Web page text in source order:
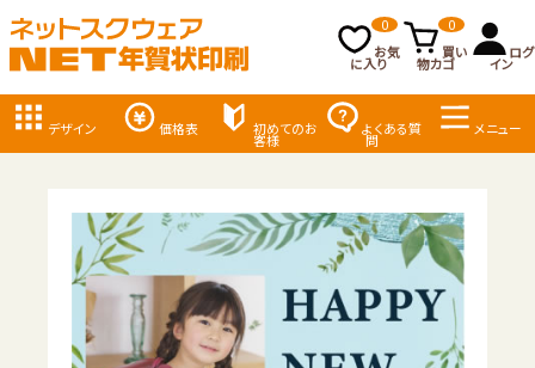
お気
に入り
0
買い
物カゴ
0
ログ
イン
デザイン 価格表 初めてのお
客様
よくある質
問
メニュー